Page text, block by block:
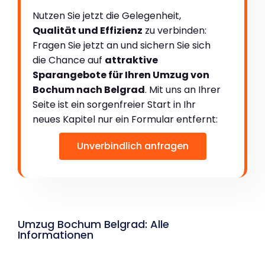
Nutzen Sie jetzt die Gelegenheit,
Qualität und Effizienz zu verbinden:
Fragen Sie jetzt an und sichern Sie sich
die Chance auf attraktive
Sparangebote für Ihren Umzug von
Bochum nach Belgrad. Mit uns an Ihrer
Seite ist ein sorgenfreier Start in Ihr
neues Kapitel nur ein Formular entfernt:
Unverbindlich anfragen
Umzug Bochum Belgrad: Alle
Informationen